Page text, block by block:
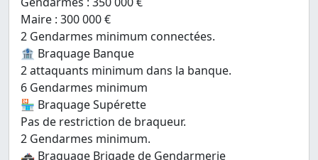
Maire : 300 000 €
2 Gendarmes minimum connectées.
🏦 Braquage Banque
2 attaquants minimum dans la banque.
6 Gendarmes minimum
🏪 Braquage Supérette
Pas de restriction de braqueur.
2 Gendarmes minimum.
🚓 Braquage Brigade de Gendarmerie